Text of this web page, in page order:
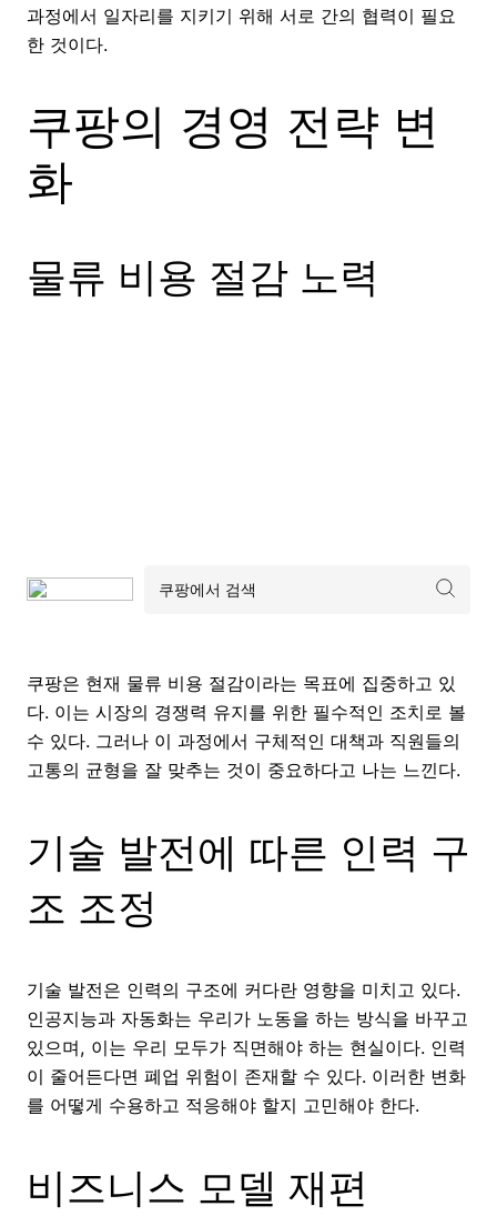
과정에서 일자리를 지키기 위해 서로 간의 협력이 필요
한 것이다.
쿠팡의 경영 전략 변
화
물류 비용 절감 노력
쿠팡은 현재 물류 비용 절감이라는 목표에 집중하고 있
다. 이는 시장의 경쟁력 유지를 위한 필수적인 조치로 볼
수 있다. 그러나 이 과정에서 구체적인 대책과 직원들의
고통의 균형을 잘 맞추는 것이 중요하다고 나는 느낀다.
기술 발전에 따른 인력 구
조 조정
기술 발전은 인력의 구조에 커다란 영향을 미치고 있다.
인공지능과 자동화는 우리가 노동을 하는 방식을 바꾸고
있으며, 이는 우리 모두가 직면해야 하는 현실이다. 인력
이 줄어든다면 폐업 위험이 존재할 수 있다. 이러한 변화
를 어떻게 수용하고 적응해야 할지 고민해야 한다.
비즈니스 모델 재편